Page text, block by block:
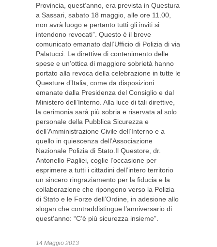
Provincia, quest’anno, era prevista in Questura
a Sassari, sabato 18 maggio, alle ore 11.00,
non avrà luogo e pertanto tutti gli inviti si
intendono revocati”. Questo è il breve
comunicato emanato dall’Ufficio di Polizia di via
Palatucci. Le direttive di contenimento delle
spese e un’ottica di maggiore sobrietà hanno
portato alla revoca della celebrazione in tutte le
Questure d’Italia, come da disposizioni
emanate dalla Presidenza del Consiglio e dal
Ministero dell’Interno. Alla luce di tali direttive,
la cerimonia sarà più sobria e riservata al solo
personale della Pubblica Sicurezza e
dell’Amministrazione Civile dell’Interno e a
quello in quiescenza dell’Associazione
Nazionale Polizia di Stato.Il Questore, dr.
Antonello Pagliei, coglie l’occasione per
esprimere a tutti i cittadini dell’intero territorio
un sincero ringraziamento per la fiducia e la
collaborazione che ripongono verso la Polizia
di Stato e le Forze dell’Ordine, in adesione allo
slogan che contraddistingue l’anniversario di
quest’anno: “C’è più sicurezza insieme”.
14 Maggio 2013